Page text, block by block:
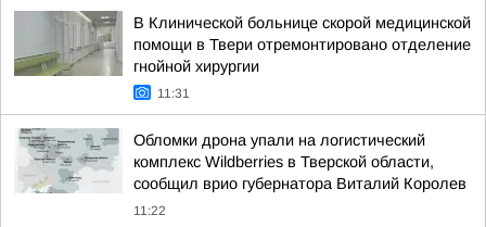
В Клинической больнице скорой медицинской
помощи в Твери отремонтировано отделение
гнойной хирургии
11:31
Обломки дрона упали на логистический
комплекс Wildberries в Тверской области,
сообщил врио губернатора Виталий Королев
11:22